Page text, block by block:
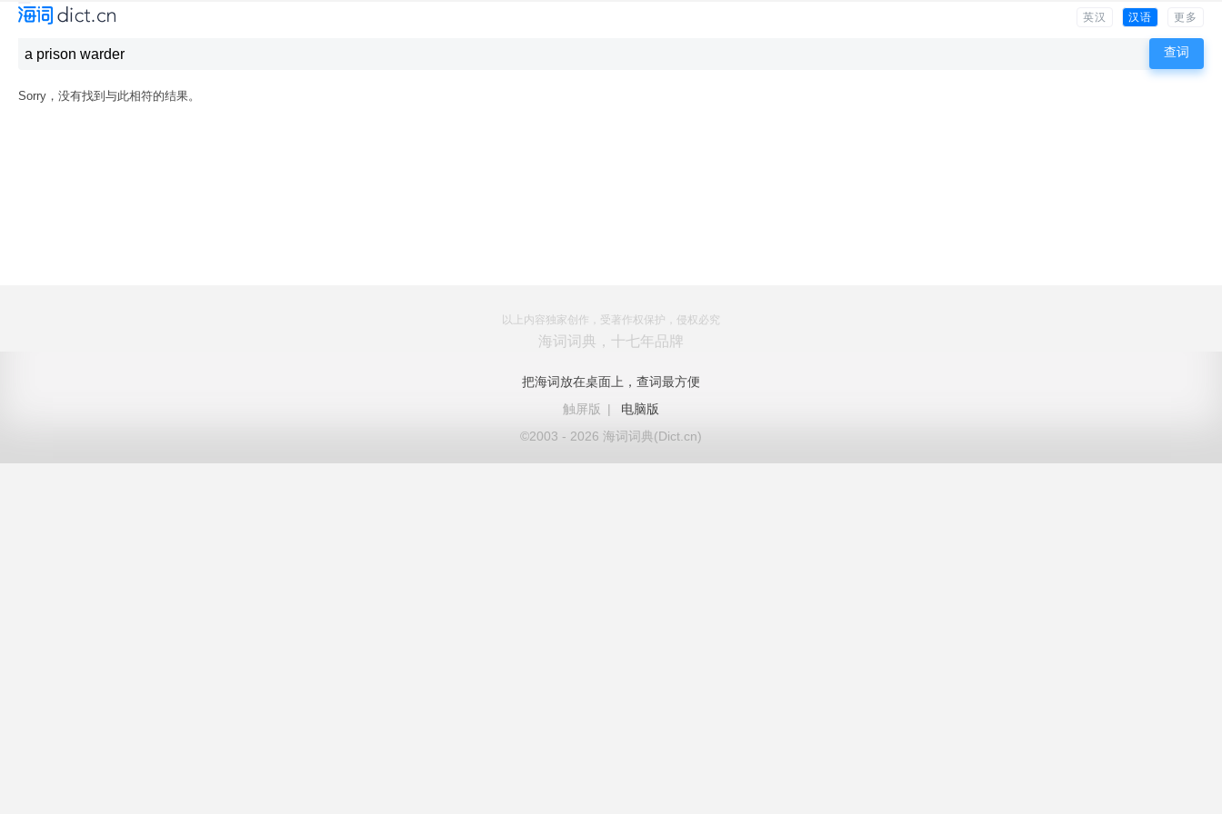
英汉 汉语 更多
Sorry，没有找到与此相符的结果。
以上内容独家创作，受著作权保护，侵权必究
海词词典，十七年品牌
把海词放在桌面上，查词最方便
触屏版
|
电脑版
©2003 - 2026 海词词典(Dict.cn)